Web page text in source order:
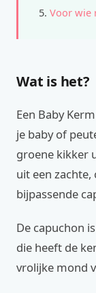
Voor wie
Wat is het?
Een Baby
je baby of
groene kikker
uit een
bijpassende
De capuchon
die heeft de
vrolijke mond